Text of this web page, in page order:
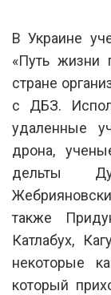
В Украине
«Путь жизни
стране
с ДБЗ.
удаленные
дрона,
дельты
также
Катлабух,
некоторые
который